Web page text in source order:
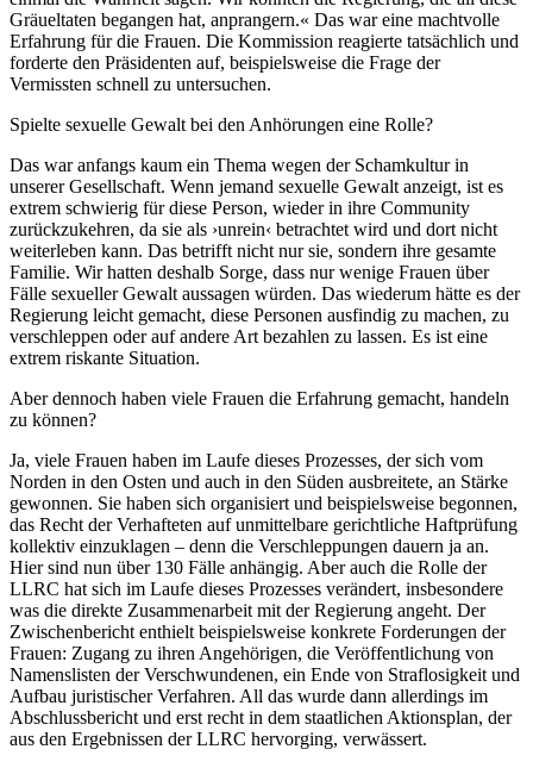
Gräueltaten begangen hat, anprangern.« Das war eine machtvolle
Erfahrung für die Frauen. Die Kommission reagierte tatsächlich und
forderte den Präsidenten auf, beispielsweise die Frage der
Vermissten schnell zu untersuchen.
Spielte sexuelle Gewalt bei den Anhörungen eine Rolle?
Das war anfangs kaum ein Thema wegen der Schamkultur in
unserer Gesellschaft. Wenn jemand sexuelle Gewalt anzeigt, ist es
extrem schwierig für diese Person, wieder in ihre Community
zurückzukehren, da sie als ›unrein‹ betrachtet wird und dort nicht
weiterleben kann. Das betrifft nicht nur sie, sondern ihre gesamte
Familie. Wir hatten deshalb Sorge, dass nur wenige Frauen über
Fälle sexueller Gewalt aussagen würden. Das wiederum hätte es der
Regierung leicht gemacht, diese Personen ausfindig zu machen, zu
verschleppen oder auf andere Art bezahlen zu lassen. Es ist eine
extrem riskante Situation.
Aber dennoch haben viele Frauen die Erfahrung gemacht, handeln
zu können?
Ja, viele Frauen haben im Laufe dieses Prozesses, der sich vom
Norden in den Osten und auch in den Süden ausbreitete, an Stärke
gewonnen. Sie haben sich organisiert und beispielsweise begonnen,
das Recht der Verhafteten auf unmittelbare gerichtliche Haftprüfung
kollektiv einzuklagen – denn die Verschleppungen dauern ja an.
Hier sind nun über 130 Fälle anhängig. Aber auch die Rolle der
LLRC hat sich im Laufe dieses Prozesses verändert, insbesondere
was die direkte Zusammenarbeit mit der Regierung angeht. Der
Zwischenbericht enthielt beispielsweise konkrete Forderungen der
Frauen: Zugang zu ihren Angehörigen, die Veröffentlichung von
Namenslisten der Verschwundenen, ein Ende von Straflosigkeit und
Aufbau juristischer Verfahren. All das wurde dann allerdings im
Abschlussbericht und erst recht in dem staatlichen Aktionsplan, der
aus den Ergebnissen der LLRC hervorging, verwässert.